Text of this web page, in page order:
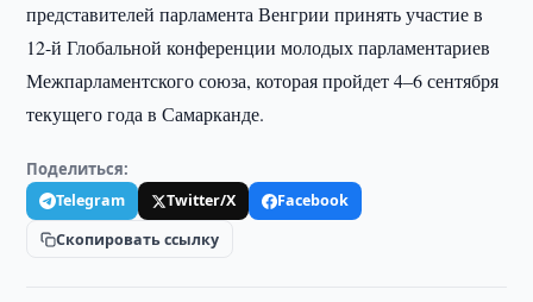
представителей парламента Венгрии принять участие в
12-й Глобальной конференции молодых парламентариев
Межпарламентского союза, которая пройдет 4–6 сентября
текущего года в Самарканде.
Поделиться:
Telegram Twitter/X
Facebook
Скопировать ссылку